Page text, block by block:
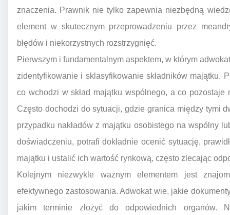
znaczenia. Prawnik nie tylko zapewnia niezbędną
element w skutecznym przeprowadzeniu przez
błędów i niekorzystnych rozstrzygnięć.
Pierwszym i fundamentalnym aspektem, w którym
zidentyfikowanie i sklasyfikowanie składników majątku.
co wchodzi w skład majątku wspólnego, a co pozostaje
Często dochodzi do sytuacji, gdzie granica między tymi
przypadku nakładów z majątku osobistego na wspólny
doświadczeniu, potrafi dokładnie ocenić sytuację,
majątku i ustalić ich wartość rynkową, często zlecając
Kolejnym niezwykle ważnym elementem jest
efektywnego zastosowania. Adwokat wie, jakie
jakim terminie złożyć do odpowiednich organów.